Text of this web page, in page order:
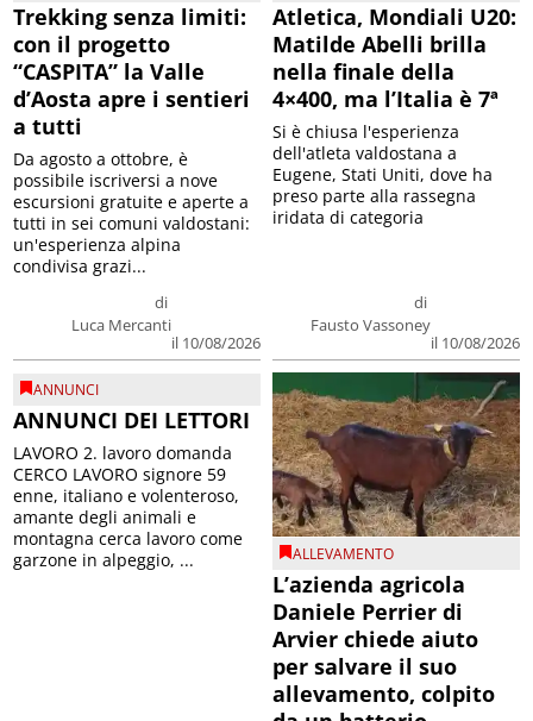
Trekking senza limiti:
con il progetto
“CASPITA” la Valle
d’Aosta apre i sentieri
a tutti
di
Luca Mercanti
il 10/08/2026
Da agosto a ottobre, è
possibile iscriversi a nove
escursioni gratuite e aperte a
tutti in sei comuni valdostani:
un'esperienza alpina
condivisa grazi...
Atletica, Mondiali U20:
Matilde Abelli brilla
nella finale della
4×400, ma l’Italia è 7ª
di
Fausto Vassoney
il 10/08/2026
Si è chiusa l'esperienza
dell'atleta valdostana a
Eugene, Stati Uniti, dove ha
preso parte alla rassegna
iridata di categoria
ANNUNCI
ANNUNCI DEI LETTORI
LAVORO 2. lavoro domanda
CERCO LAVORO signore 59
enne, italiano e volenteroso,
amante degli animali e
montagna cerca lavoro come
garzone in alpeggio, ...
ALLEVAMENTO
L’azienda agricola
Daniele Perrier di
Arvier chiede aiuto
per salvare il suo
allevamento, colpito